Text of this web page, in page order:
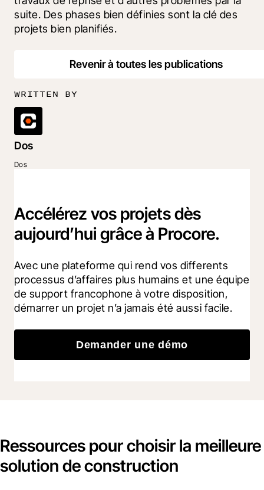
suite. Des phases bien définies sont la clé des
projets bien planifiés.
Revenir à toutes les publications
WRITTEN BY
Dos
Dos
Accélérez vos projets dès
aujourd’hui grâce à Procore.
Avec une plateforme qui rend vos differents
processus d’affaires plus humains et une équipe
de support francophone à votre disposition,
démarrer un projet n’a jamais été aussi facile.
Demander une démo
Ressources pour choisir la meilleure
solution de construction